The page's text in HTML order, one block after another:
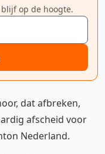
op de hoogte.
dat afbreken,
afscheid voor
Nederland.